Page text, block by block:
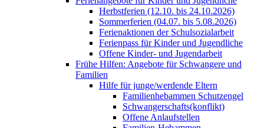
Herbstferien (12.10. bis 24.10.2026)
Sommerferien (04.07. bis 5.08.2026)
Ferienaktionen der Schulsozialarbeit
Ferienpass für Kinder und Jugendliche
Offene Kinder- und Jugendarbeit
Frühe Hilfen: Angebote für Schwangere und
Familien
Hilfe für junge/werdende Eltern
Familienhebammen Schutzengel
Schwangerschafts(konflikt)
Offene Anlaufstellen